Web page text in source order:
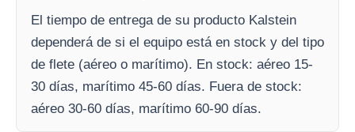
El tiempo de entrega de su producto Kalstein
dependerá de si el equipo está en stock y del tipo
de flete (aéreo o marítimo). En stock: aéreo 15-
30 días, marítimo 45-60 días. Fuera de stock:
aéreo 30-60 días, marítimo 60-90 días.